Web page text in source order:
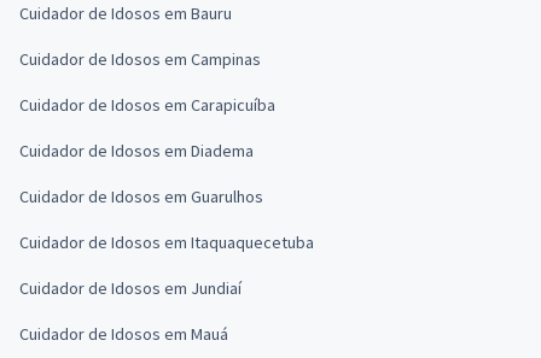
Cuidador de Idosos em Bauru
Cuidador de Idosos em Campinas
Cuidador de Idosos em Carapicuíba
Cuidador de Idosos em Diadema
Cuidador de Idosos em Guarulhos
Cuidador de Idosos em Itaquaquecetuba
Cuidador de Idosos em Jundiaí
Cuidador de Idosos em Mauá